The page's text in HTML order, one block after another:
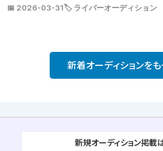
📅 2026-03-31🏷️ ライバーオーディション
新着オーディションをも
新規オーディション掲載